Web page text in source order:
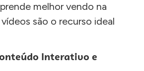
melhor vendo na
são o recurso ideal
Interativo e